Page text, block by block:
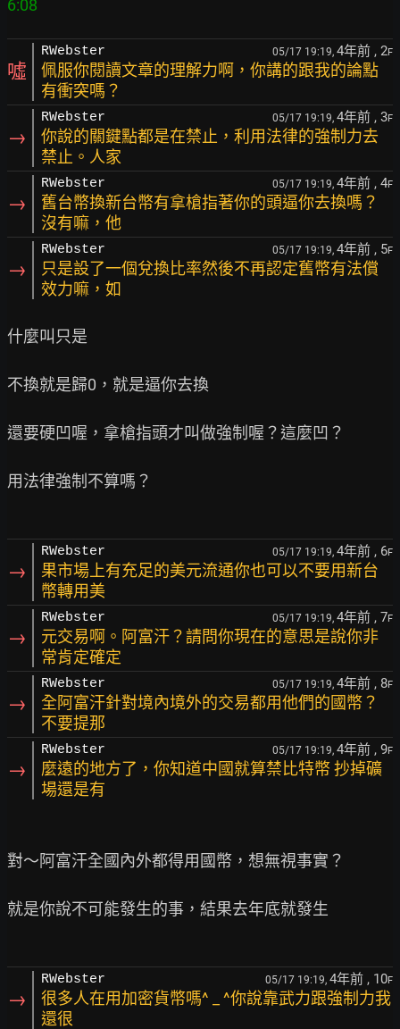
噓
RWebster 05/17 19:19, 4年前 , 2F
佩服你閱讀文章的理解力啊，你講的跟我的論點
有衝突嗎？
→
RWebster 05/17 19:19, 4年前 , 3F
你說的關鍵點都是在禁止，利用法律的強制力去
禁止。人家
→
RWebster 05/17 19:19, 4年前 , 4F
舊台幣換新台幣有拿槍指著你的頭逼你去換嗎？
沒有嘛，他
→
RWebster 05/17 19:19, 4年前 , 5F
只是設了一個兌換比率然後不再認定舊幣有法償
效力嘛，如
什麼叫只是
不換就是歸0，就是逼你去換
還要硬凹喔，拿槍指頭才叫做強制喔？這麼凹？
用法律強制不算嗎？
→
RWebster 05/17 19:19, 4年前 , 6F
果市場上有充足的美元流通你也可以不要用新台
幣轉用美
→
RWebster 05/17 19:19, 4年前 , 7F
元交易啊。阿富汗？請問你現在的意思是說你非
常肯定確定
→
RWebster 05/17 19:19, 4年前 , 8F
全阿富汗針對境內境外的交易都用他們的國幣？
不要提那
→
RWebster 05/17 19:19, 4年前 , 9F
麼遠的地方了，你知道中國就算禁比特幣 抄掉礦
場還是有
對～阿富汗全國內外都得用國幣，想無視事實？
就是你說不可能發生的事，結果去年底就發生
→
RWebster 05/17 19:19, 4年前 , 10F
很多人在用加密貨幣嗎^ _ ^你說靠武力跟強制力我
還很